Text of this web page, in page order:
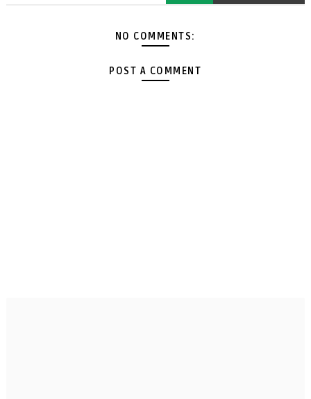
NO COMMENTS:
POST A COMMENT